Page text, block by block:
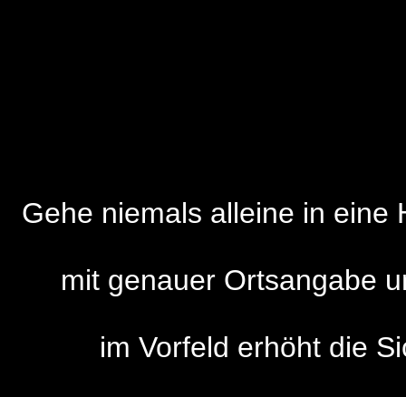
Gehe niemals alleine in eine
mit genauer Ortsangabe
im Vorfeld erhöht die